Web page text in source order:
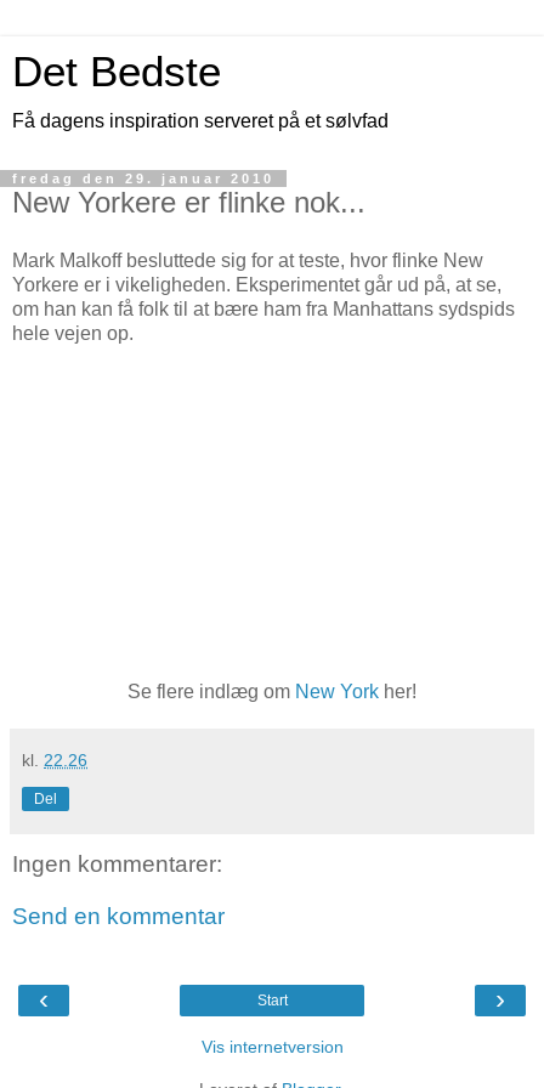
Det Bedste
Få dagens inspiration serveret på et sølvfad
fredag den 29. januar 2010
New Yorkere er flinke nok...
Mark Malkoff besluttede sig for at teste, hvor flinke New
Yorkere er i vikeligheden. Eksperimentet går ud på, at se,
om han kan få folk til at bære ham fra Manhattans sydspids
hele vejen op.
Se flere indlæg om New York her!
kl. 22.26
Del
Ingen kommentarer:
Send en kommentar
‹ ›
Start
Vis internetversion